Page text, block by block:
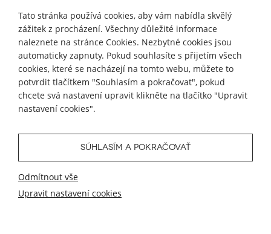
MŮJ ÚČET
SLEDUJTE NÁS
Tvorba eshopu odBlueweb s.r.o.
Tato stránka používá cookies, aby vám nabídla skvělý
zážitek z procházení. Všechny důležité informace
naleznete na stránce Cookies. Nezbytné cookies jsou
automaticky zapnuty. Pokud souhlasíte s přijetím všech
cookies, které se nacházejí na tomto webu, můžete to
potvrdit tlačítkem "Souhlasím a pokračovat", pokud
chcete svá nastavení upravit klikněte na tlačítko "Upravit
nastavení cookies".
SÚHLASÍM A POKRAČOVAŤ
Odmítnout vše
Upravit nastavení cookies